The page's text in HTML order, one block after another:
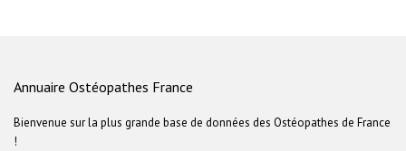
Annuaire Ostéopathes France
Bienvenue sur la plus grande base de données des Ostéopathes de France
!